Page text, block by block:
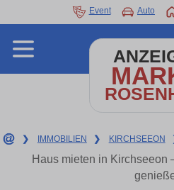
Event Auto
❯ IMMOBILIEN ❯ KIRCHSEEON
Haus mieten in Kirchseeon